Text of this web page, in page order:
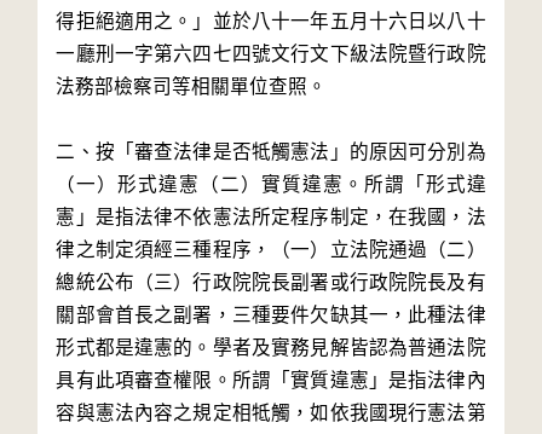
得拒絕適用之。」並於八十一年五月十六日以八十
一廳刑一字第六四七四號文行文下級法院暨行政院
法務部檢察司等相關單位查照。
二、按「審查法律是否牴觸憲法」的原因可分別為
（一）形式違憲（二）實質違憲。所謂「形式違
憲」是指法律不依憲法所定程序制定，在我國，法
律之制定須經三種程序，（一）立法院通過（二）
總統公布（三）行政院院長副署或行政院院長及有
關部會首長之副署，三種要件欠缺其一，此種法律
形式都是違憲的。學者及實務見解皆認為普通法院
具有此項審查權限。所謂「實質違憲」是指法律內
容與憲法內容之規定相牴觸，如依我國現行憲法第